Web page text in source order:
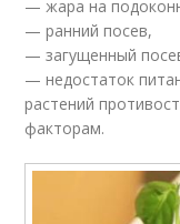
— жара на
— ранний посев,
— загущенный
— недостаток
растений
факторам.